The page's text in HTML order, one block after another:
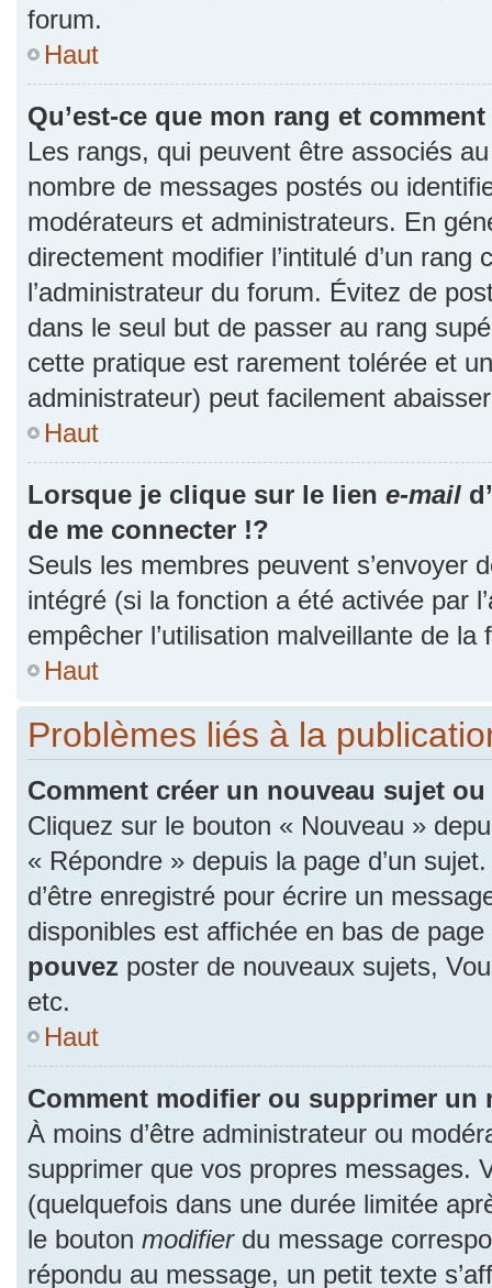
forum.
Haut
Qu’est-ce que mon rang et
Les rangs, qui peuvent être associés
nombre de messages postés ou
modérateurs et administrateurs. En
directement modifier l’intitulé d’un
l’administrateur du forum. Évitez de
dans le seul but de passer au rang
cette pratique est rarement tolérée et
administrateur) peut facilement
Haut
Lorsque je clique sur le lien e-mail
de me connecter !?
Seuls les membres peuvent s’envoyer
intégré (si la fonction a été activée par
empêcher l’utilisation malveillante de
Haut
Problèmes liés à la
Comment créer un nouveau sujet
Cliquez sur le bouton « Nouveau »
« Répondre » depuis la page d’un
d’être enregistré pour écrire un
disponibles est affichée en bas de
pouvez poster de nouveaux sujets,
etc.
Haut
Comment modifier ou supprimer un
À moins d’être administrateur ou
supprimer que vos propres messages.
(quelquefois dans une durée limitée
le bouton modifierdu message
répondu au message, un petit texte